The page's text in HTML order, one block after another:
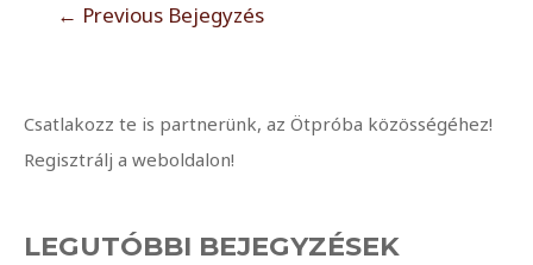
← Previous Bejegyzés
Csatlakozz te is partnerünk, az Ötpróba közösségéhez!
Regisztrálj a weboldalon!
LEGUTÓBBI BEJEGYZÉSEK